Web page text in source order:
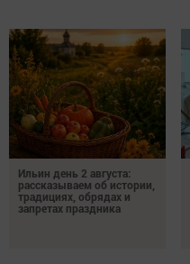
Ильин день 2 августа:
рассказываем об истории,
традициях, обрядах и
запретах праздника